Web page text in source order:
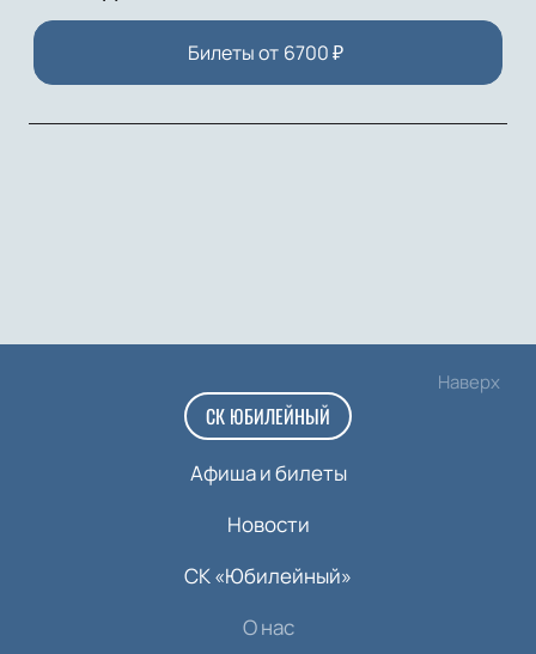
Билеты от 6700₽
Наверх
СК ЮБИЛЕЙНЫЙ
Афиша и билеты
Новости
СК «Юбилейный»
О нас